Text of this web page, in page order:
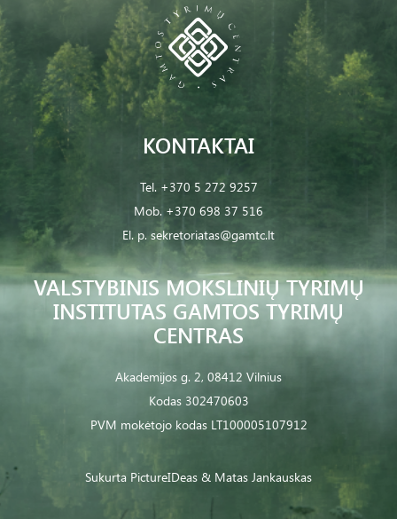
VALSTYBINIS MOKSLINIŲ TYRIMŲ
INSTITUTAS GAMTOS TYRIMŲ
CENTRAS
Akademijos g. 2, 08412 Vilnius
Kodas 302470603
PVM mokėtojo kodas LT100005107912
KONTAKTAI
Tel. +370 5 272 9257
Mob. +370 698 37 516
El. p. sekretoriatas@gamtc.lt
Sukurta PictureIDeas & Matas Jankauskas